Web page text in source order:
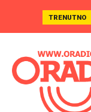
TRENUTNO